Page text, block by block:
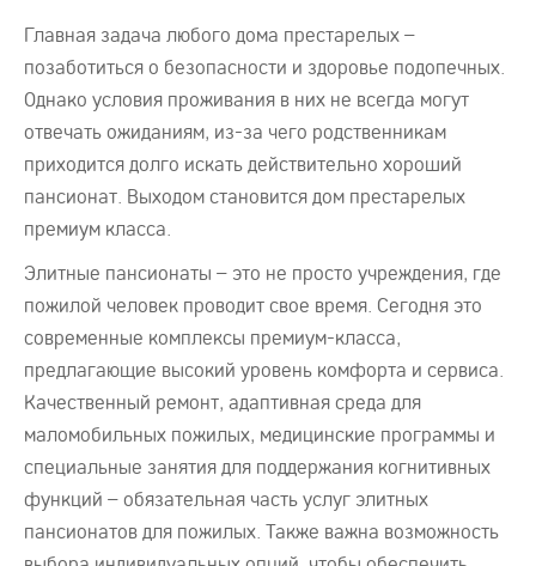
Главная задача любого дома престарелых –
позаботиться о безопасности и здоровье подопечных.
Однако условия проживания в них не всегда могут
отвечать ожиданиям, из-за чего родственникам
приходится долго искать действительно хороший
пансионат. Выходом становится дом престарелых
премиум класса.
Элитные пансионаты – это не просто учреждения, где
пожилой человек проводит свое время. Сегодня это
современные комплексы премиум-класса,
предлагающие высокий уровень комфорта и сервиса.
Качественный ремонт, адаптивная среда для
маломобильных пожилых, медицинские программы и
специальные занятия для поддержания когнитивных
функций – обязательная часть услуг элитных
пансионатов для пожилых. Также важна возможность